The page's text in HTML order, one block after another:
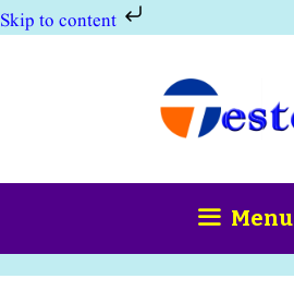
Skip to content
Menu